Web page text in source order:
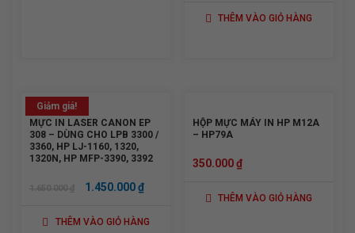
LÀ:
TẠI
THÊM VÀO GIỎ HÀNG
Giảm giá!
MỰC IN LASER CANON EP
308 – DÙNG CHO LPB 3300 /
3360, HP LJ-1160, 1320,
1320N, HP MFP-3390, 3392
GIÁ
LÀ:
1.450.000₫GIÁ
TẠI
THÊM VÀO GIỎ HÀNG
HỘP MỰC MÁY IN HP M12A
– HP79A
350.000₫
THÊM VÀO GIỎ HÀNG